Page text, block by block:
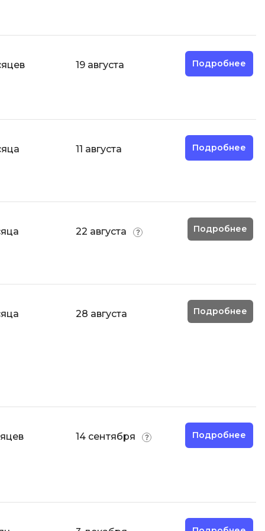
19 августа Подробнее
11 августа Подробнее
22 августа Подробнее
28 августа Подробнее
14 сентября Подробнее
Разработка на Kotlin
Разработка на языке C#
Робототехника для взрослых
Сетевое администрирование
Сетевой инженер
Управление разработкой и IT
Ф
Фреймворк Laravel